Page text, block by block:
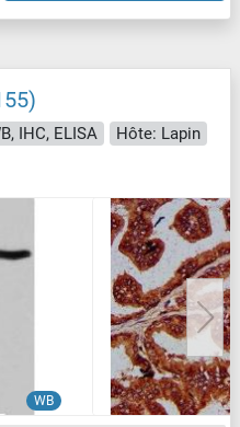
IHC, ELISA
Hôte: Lapin
WB